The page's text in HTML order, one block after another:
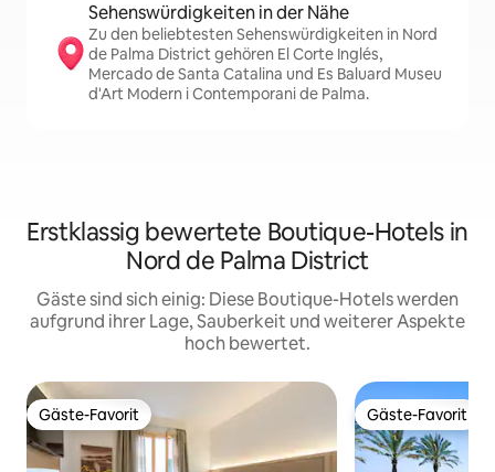
Sehenswürdigkeiten in der Nähe
Zu den beliebtesten Sehenswürdigkeiten in Nord
de Palma District gehören El Corte Inglés,
Mercado de Santa Catalina und Es Baluard Museu
d'Art Modern i Contemporani de Palma.
Erstklassig bewertete Boutique-Hotels in
Nord de Palma District
Gäste sind sich einig: Diese Boutique-Hotels werden
aufgrund ihrer Lage, Sauberkeit und weiterer Aspekte
hoch bewertet.
Gäste-Favorit
Gäste-Favorit Gäste-Favorit
Gäste-Favorit